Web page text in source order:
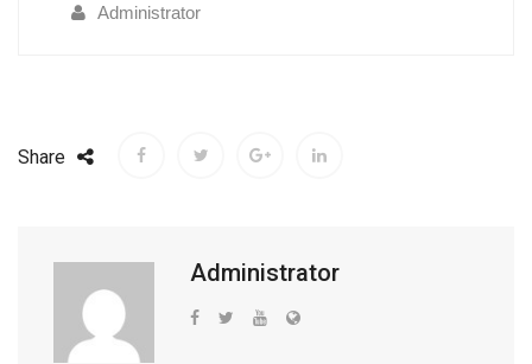
Administrator
Share
Administrator